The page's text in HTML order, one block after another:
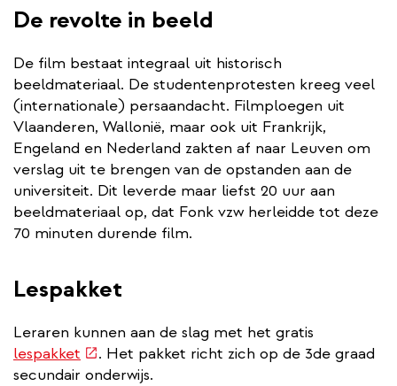
De revolte in beeld
De film bestaat integraal uit historisch
beeldmateriaal. De studentenprotesten kreeg veel
(internationale) persaandacht. Filmploegen uit
Vlaanderen, Wallonië, maar ook uit Frankrijk,
Engeland en Nederland zakten af naar Leuven om
verslag uit te brengen van de opstanden aan de
universiteit. Dit leverde maar liefst 20 uur aan
beeldmateriaal op, dat Fonk vzw herleidde tot deze
70 minuten durende film.
Lespakket
Leraren kunnen aan de slag met het gratis
lespakket (externe
link)
. Het pakket richt zich op de 3de graad
secundair onderwijs.